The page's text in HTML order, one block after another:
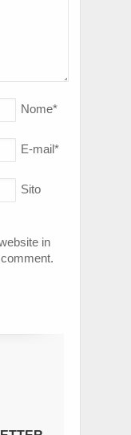
Nome*
E-mail*
Sito
in